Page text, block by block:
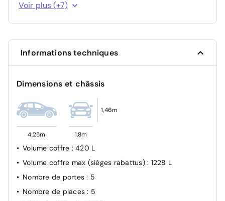
ceintures de sécurité AV
Feux halogène
Airbags Frontaux, latéraux AV et rideaux
Airbag passager avant déconnectable manuellement
Allumage automatique des feux de croisement
Voir plus (+7)
Informations techniques
Dimensions et châssis
4,25m 1,8m
1,46m
Volume coffre : 420 L
Volume coffre max (sièges rabattus) : 1228 L
Nombre de portes: 5
Nombre de places: 5